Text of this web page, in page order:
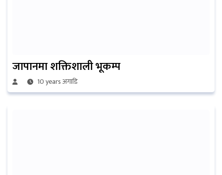
जापानमा शक्तिशाली भूकम्प
10 years अगाडि